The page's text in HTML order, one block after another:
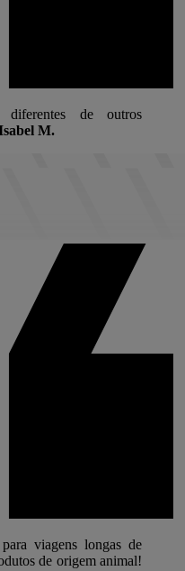
diferentes de outros
M.
viagens longas de
de origem animal!